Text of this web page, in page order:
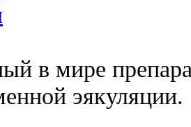
в мире
эякуляции.